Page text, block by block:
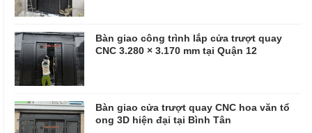
Bàn giao công trình lắp cửa trượt quay
CNC 3.280 × 3.170 mm tại Quận 12
Bàn giao cửa trượt quay CNC hoa văn tổ
ong 3D hiện đại tại Bình Tân